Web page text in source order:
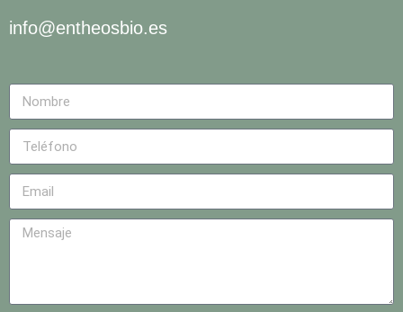
info@entheosbio.es